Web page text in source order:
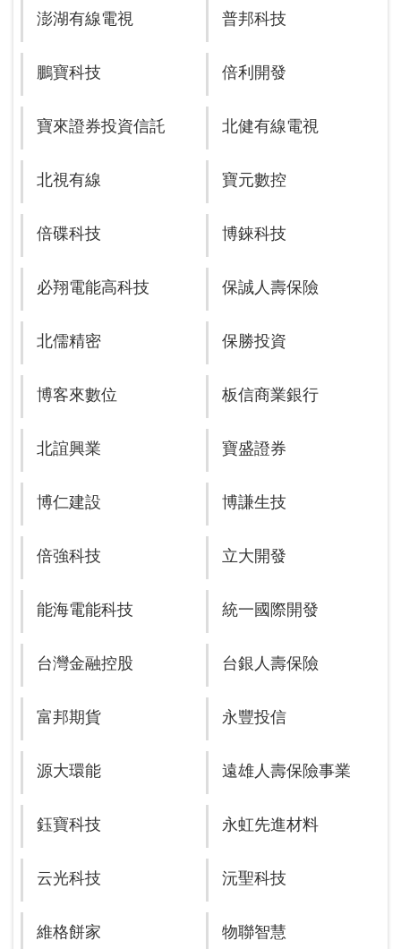
澎湖有線電視 普邦科技
鵬寶科技 倍利開發
寶來證券投資信託 北健有線電視
北視有線 寶元數控
倍碟科技 博錸科技
必翔電能高科技 保誠人壽保險
北儒精密 保勝投資
博客來數位 板信商業銀行
北誼興業 寶盛證券
博仁建設 博謙生技
倍強科技 立大開發
能海電能科技 統一國際開發
台灣金融控股 台銀人壽保險
富邦期貨 永豐投信
源大環能 遠雄人壽保險事業
鈺寶科技 永虹先進材料
云光科技 沅聖科技
維格餅家 物聯智慧